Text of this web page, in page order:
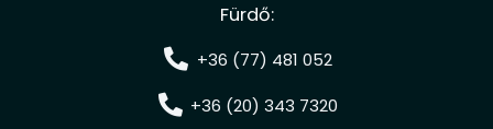
Fürdő:
+36 (77) 481 052
+36 (20) 343 7320